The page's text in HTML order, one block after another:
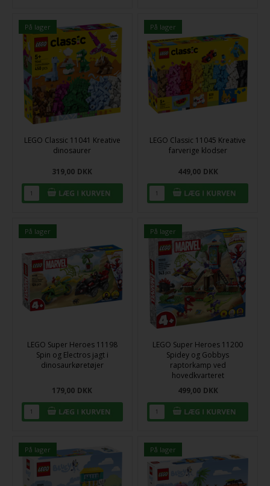
På lager
LEGO Classic 11041 Kreative
dinosaurer
319,00 DKK
På lager
LEGO Classic 11045 Kreative
farverige klodser
449,00 DKK
På lager
LEGO Super Heroes 11198
Spin og Electros jagt i
dinosaurkøretøjer
179,00 DKK
På lager
LEGO Super Heroes 11200
Spidey og Gobbys
raptorkamp ved
hovedkvarteret
499,00 DKK
På lager På lager